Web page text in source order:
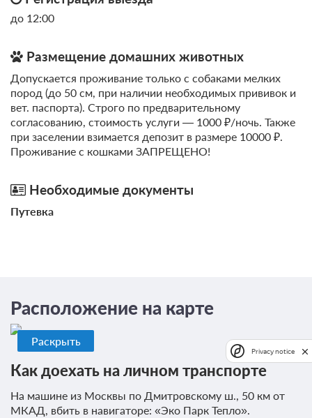
до 12:00
Размещение домашних животных
Допускается проживание только с собаками мелких
пород (до 50 см, при наличии необходимых прививок и
вет. паспорта). Строго по предварительному
согласованию, стоимость услуги — 1000 ₽/ночь. Также
при заселении взимается депозит в размере 10000 ₽.
Проживание с кошками ЗАПРЕЩЕНО!
Необходимые документы
Путевка
Расположение на карте
Раскрыть
Как доехать на личном транспорте
На машине из Москвы по Дмитровскому ш., 50 км от
МКАД, вбить в навигаторе: «Эко Парк Тепло».
Privacy notice